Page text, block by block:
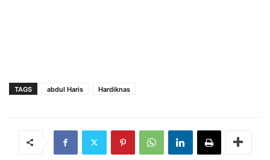
TAGS abdul Haris Hardiknas